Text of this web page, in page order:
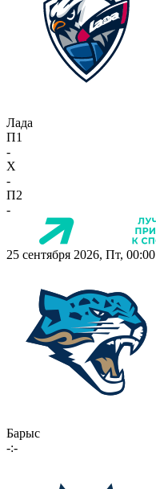
Лада
П1
-
X
-
П2
-
25 сентября 2026, Пт, 00:00
Барыс
-:-